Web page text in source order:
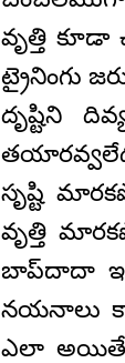
వృత్తి
ట్రైనింగు
దృష్టిని
సృష్టి
వృత్తి
బాప్‌దాదా
నయనాలు
ఎలా అయితే